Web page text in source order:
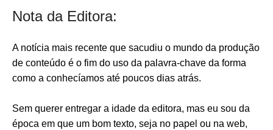
Nota da Editora:
A notícia mais recente que sacudiu o mundo da produção
de conteúdo é o fim do uso da palavra-chave da forma
como a conhecíamos até poucos dias atrás.
Sem querer entregar a idade da editora, mas eu sou da
época em que um bom texto, seja no papel ou na web,